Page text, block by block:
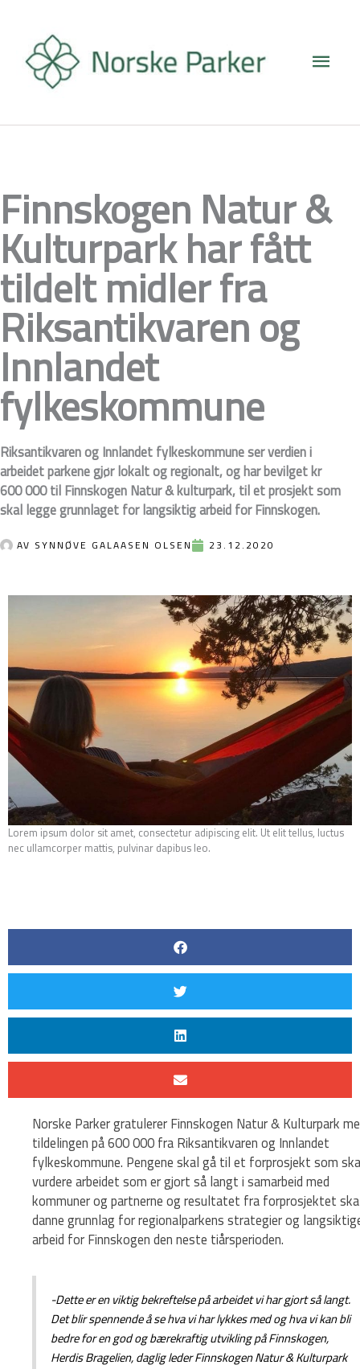
innholdet
Finnskogen Natur &
Kulturpark har fått
tildelt midler fra
Riksantikvaren og
Innlandet
fylkeskommune
Riksantikvaren og Innlandet fylkeskommune ser verdien i
arbeidet parkene gjør lokalt og regionalt, og har bevilget kr
600 000 til Finnskogen Natur & kulturpark, til et prosjekt som
skal legge grunnlaget for langsiktig arbeid for Finnskogen.
AV SYNNØVE GALAASEN OLSEN 23.12.2020
Lorem ipsum dolor sit amet, consectetur adipiscing elit. Ut elit tellus, luctus
nec ullamcorper mattis, pulvinar dapibus leo.
Norske Parker gratulerer Finnskogen Natur & Kulturpark
tildelingen på 600 000 fra Riksantikvaren og Innlandet
fylkeskommune. Pengene skal gå til et forprosjekt som
vurdere arbeidet som er gjort så langt i samarbeid med
kommuner og partnerne og resultatet fra forprosjektet
danne grunnlag for regionalparkens strategier og
arbeid for Finnskogen den neste tiårsperioden.
-Dette er en viktig bekreftelse på arbeidet vi har gjort så langt.
Det blir spennende å se hva vi har lykkes med og hva vi kan bli
bedre for en god og bærekraftig utvikling på Finnskogen,
Herdis Bragelien, daglig leder Finnskogen Natur & Kulturpark